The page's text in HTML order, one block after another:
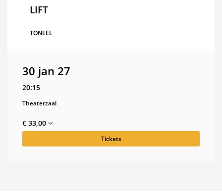
LIFT
TONEEL
30 jan 27
20:15
Theaterzaal
€ 33,00
Tickets